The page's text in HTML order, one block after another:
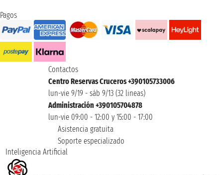
Pagos
Contactos
Centro Reservas Cruceros +390105733006
lun-vie 9/19 - sáb 9/13 (32 lineas)
Administración +390105704878
lun-vie 09:00 - 12:00 y 15:00 - 17:00
Asistencia gratuita
Soporte especializado
Inteligencia Artificial